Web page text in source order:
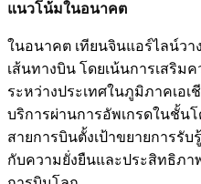
แนวโน้มในอนาคต
ในอนาคต เทียนจินแอร์ไลน์วา
เส้นทางบิน โดยเน้นการเสริม
ระหว่างประเทศในภูมิภาคเอ
บริการผ่านการอัพเกรดในชั้น
สายการบินตั้งเป้าขยายการรั
กับความยั่งยืนและประสิทธิภา